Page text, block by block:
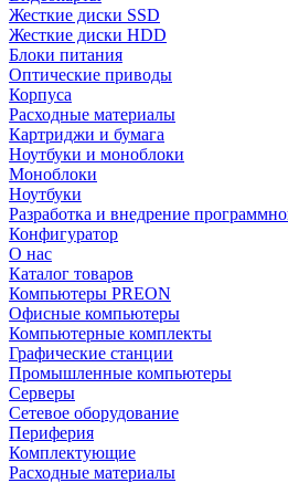
Жесткие диски SSD
Жесткие диски HDD
Блоки питания
Оптические приводы
Корпуса
Расходные материалы
Картриджи и бумага
Ноутбуки и моноблоки
Моноблоки
Ноутбуки
Разработка и внедрение
Конфигуратор
О нас
Каталог товаров
Компьютеры PREON
Офисные компьютеры
Компьютерные комплекты
Графические станции
Промышленные компьютеры
Серверы
Сетевое оборудование
Периферия
Комплектующие
Расходные материалы